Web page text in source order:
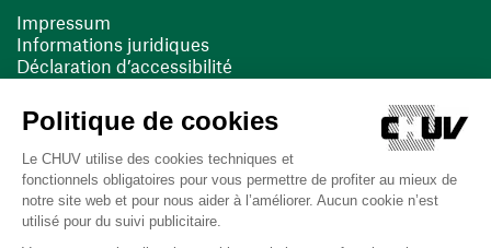
Impressum
Informations juridiques
Déclaration d’accessibilité
Cookies
(ouvre une nouvelle fenêtre)